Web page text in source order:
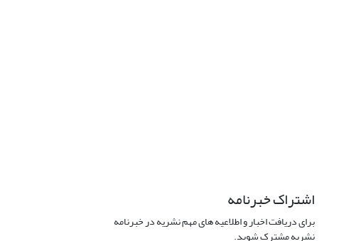
اشتراک خبرنامه
برای دریافت اخبار و اطلاعیه های مهم نشریه در خبرنامه
نشریه مشترک شوید.